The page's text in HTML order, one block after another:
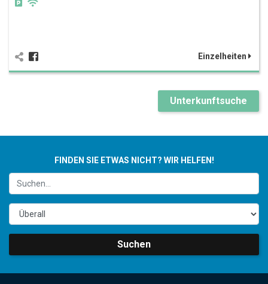
Einzelheiten
Unterkunftsuche
FINDEN SIE ETWAS NICHT? WIR HELFEN!
Suchen